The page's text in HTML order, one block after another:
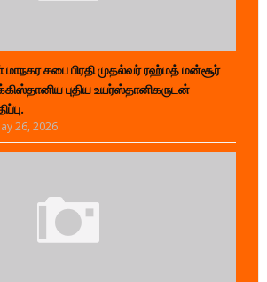
சபை பிரதி முதல்வர் ரஹ்மத் மன்சூர்
புதிய உயர்ஸ்தானிகருடன்
26, 2026